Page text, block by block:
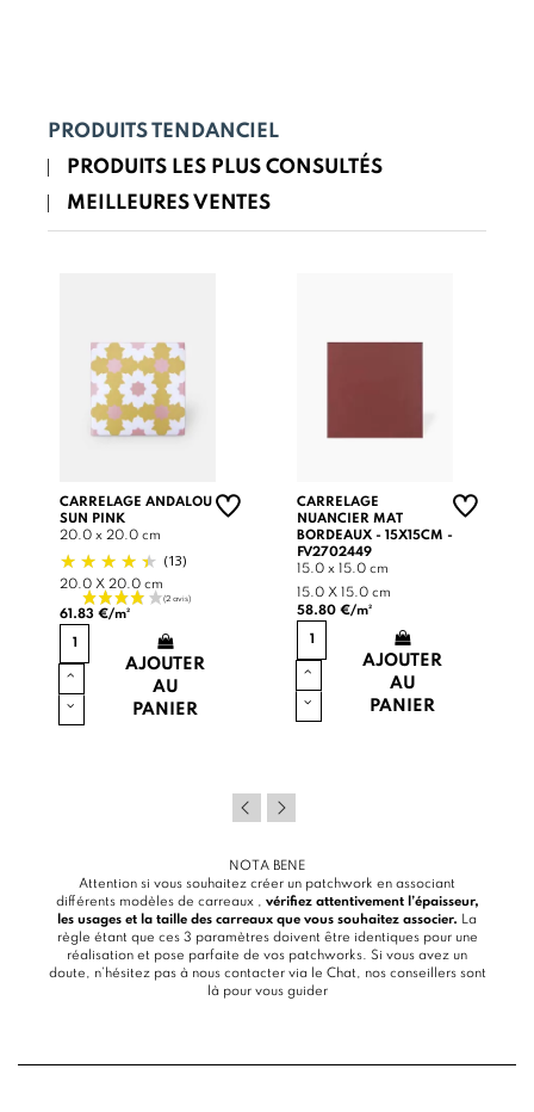
PRODUITS TENDANCIEL
PRODUITS LES PLUS CONSULTÉS
MEILLEURES VENTES
CARRELAGE ANDALOU
SUN PINK
20.0 x 20.0 cm
(13)
20.0 X 20.0 cm
61.83 €/m²
AJOUTER
AU
PANIER
CARRELAGE
NUANCIER MAT
BORDEAUX - 15X15CM -
FV2702449
15.0 x 15.0 cm
15.0 X 15.0 cm
58.80 €/m²
AJOUTER
AU
PANIER
NOTA BENE
Attention si vous souhaitez créer un patchwork en associant
différents modèles de carreaux , vérifiez attentivement l’épaisseur,
les usages et la taille des carreaux que vous souhaitez associer. La
règle étant que ces 3 paramètres doivent être identiques pour une
réalisation et pose parfaite de vos patchworks. Si vous avez un
doute, n’hésitez pas à nous contacter via le Chat, nos conseillers sont
là pour vous guider